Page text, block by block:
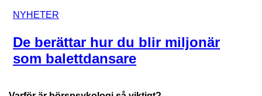
NYHETER
De berättar hur du blir miljonär
som balettdansare